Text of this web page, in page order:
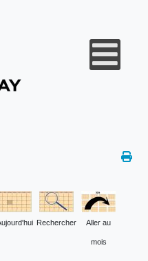
Rechercher Aller au
mois